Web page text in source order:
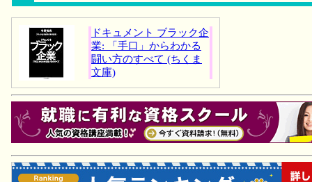
ドキュメント ブラック企
業: 「手口」からわかる
闘い方のすべて (ちくま
文庫)